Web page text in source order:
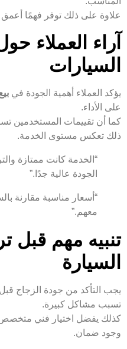
علاوة على ذلك توفر فهمًا
آراء العملاء
السيارات
يؤكد العملاء أهمية الجودة في
على الأداء.
كما أن تقييمات المستخدمين
ذلك تعكس مستوى الخدمة.
“الخدمة كانت ممتازة
الجودة عالية جدًا.”
“أسعار مناسبة مقارنة
معهم.”
تنبيه مهم قبل
السيارة
يجب التأكد من جودة الزجاج قبل
تسبب مشاكل كبيرة.
كذلك يفضل اختيار فني
وجود ضمان.